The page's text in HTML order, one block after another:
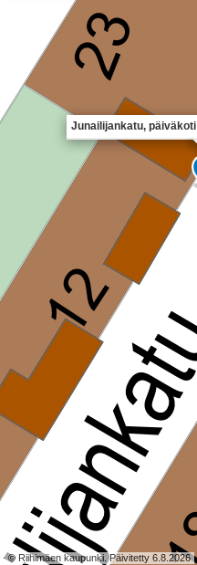
Junailijankatu, päiväkoti
© Riihimäen kaupunki. Päivitetty 6.8.2026